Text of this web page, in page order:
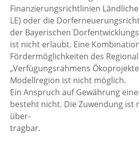
Finanzierungsrichtlinien
LE) oder die
der Bayerischen
ist nicht erlaubt. Eine
Fördermöglichkeiten des
„Verfügungsrahmens
Modellregion ist nicht möglich.
Ein Anspruch auf Gewährung
besteht nicht. Die Zuwendung ist
über-
tragbar.